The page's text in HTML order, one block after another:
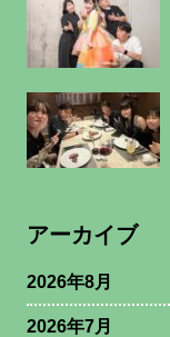
アーカイブ
2026年8月
2026年7月